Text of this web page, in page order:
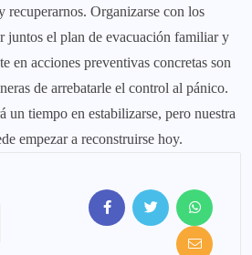
recuperarnos. Organizarse con los
juntos el plan de evacuación familiar y
en acciones preventivas concretas son
de arrebatarle el control al pánico.
un tiempo en estabilizarse, pero nuestra
empezar a reconstruirse hoy.